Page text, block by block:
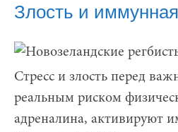
Злость и
Стресс и злость перед
реальным риском
адреналина, активируют